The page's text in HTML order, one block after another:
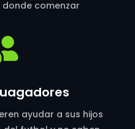
comenzar
ayudar a sus hijos